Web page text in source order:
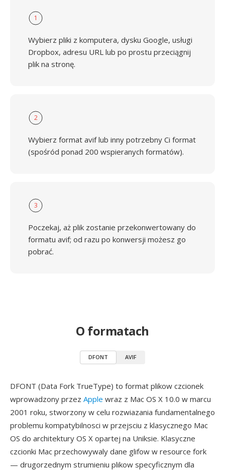
1
Wybierz pliki z komputera, dysku Google, usługi
Dropbox, adresu URL lub po prostu przeciągnij
plik na stronę.
2
Wybierz format avif lub inny potrzebny Ci format
(spośród ponad 200 wspieranych formatów).
3
Poczekaj, aż plik zostanie przekonwertowany do
formatu avif; od razu po konwersji możesz go
pobrać.
O formatach
DFONT AVIF
DFONT (Data Fork TrueType) to format plikow czcionek
wprowadzony przez Apple wraz z Mac OS X 10.0 w marcu
2001 roku, stworzony w celu rozwiazania fundamentalnego
problemu kompatybilnosci w przejsciu z klasycznego Mac
OS do architektury OS X opartej na Uniksie. Klasyczne
czcionki Mac przechowywaly dane glifow w resource fork
— drugorzednym strumieniu plikow specyficznym dla